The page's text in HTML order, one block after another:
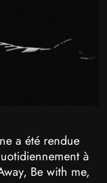
a été rendue
à
Be with me,